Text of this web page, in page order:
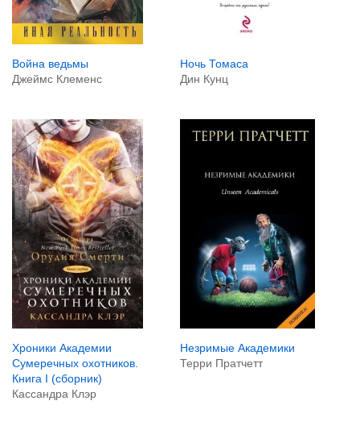
Война ведьмы
Джеймс Клеменс
Ночь Томаса
Дин Кунц
Хроники Академии
Сумеречных охотников.
Книга I (сборник)
Кассандра Клэр
Незримые Академики
Терри Пратчетт